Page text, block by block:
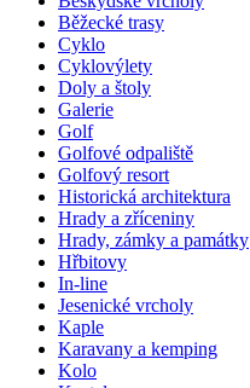
Běžecké trasy
Cyklo
Cyklovýlety
Doly a štoly
Galerie
Golf
Golfové odpaliště
Golfový resort
Historická architektura
Hrady a zříceniny
Hrady, zámky a památky
Hřbitovy
In-line
Jesenické vrcholy
Kaple
Karavany a kemping
Kolo